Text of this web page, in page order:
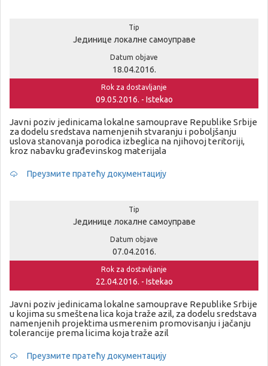
Tip
Јединице локалне самоуправе
Datum objave
18.04.2016.
Rok za dostavljanje
09.05.2016. - Istekao
Javni poziv jedinicama lokalne samouprave Republike Srbije
za dodelu sredstava namenjenih stvaranju i poboljšanju
uslova stanovanja porodica izbeglica na njihovoj teritoriji,
kroz nabavku građevinskog materijala
Преузмите пратећу документацију
Tip
Јединице локалне самоуправе
Datum objave
07.04.2016.
Rok za dostavljanje
22.04.2016. - Istekao
Javni poziv jedinicama lokalne samouprave Republike Srbije
u kojima su smeštena lica koja traže azil, za dodelu sredstava
namenjenih projektima usmerenim promovisanju i jačanju
tolerancije prema licima koja traže azil
Преузмите пратећу документацију